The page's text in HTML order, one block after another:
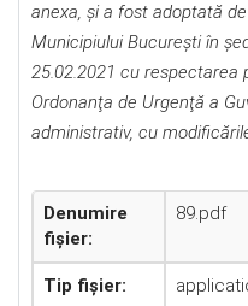
anexa, şi a fost adoptată
Municipiului Bucureşti în
25.02.2021 cu respectarea
Ordonanţa de Urgenţă a
administrativ, cu
Denumire
fișier:
89.pdf
Tip fișier: